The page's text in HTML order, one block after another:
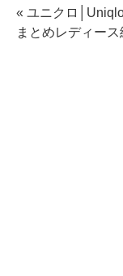
« ユニクロ
まとめレディース